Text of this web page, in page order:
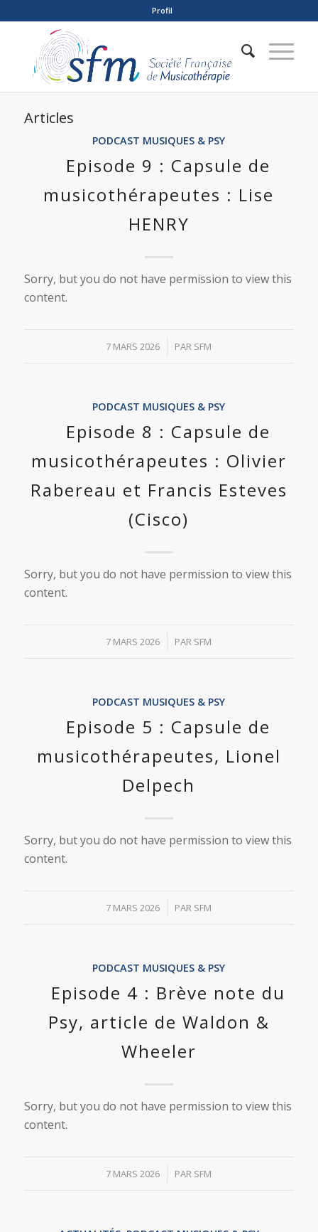
Profil
Articles
PODCAST MUSIQUES & PSY
Episode 9 : Capsule de
musicothérapeutes : Lise
HENRY
Sorry, but you do not have permission to view this
content.
7 MARS 2026
/ PAR SFM
PODCAST MUSIQUES & PSY
Episode 8 : Capsule de
musicothérapeutes : Olivier
Rabereau et Francis Esteves
(Cisco)
Sorry, but you do not have permission to view this
content.
7 MARS 2026
/ PAR SFM
PODCAST MUSIQUES & PSY
Episode 5 : Capsule de
musicothérapeutes, Lionel
Delpech
Sorry, but you do not have permission to view this
content.
7 MARS 2026
/ PAR SFM
PODCAST MUSIQUES & PSY
Episode 4 : Brève note du
Psy, article de Waldon &
Wheeler
Sorry, but you do not have permission to view this
content.
7 MARS 2026
/ PAR SFM